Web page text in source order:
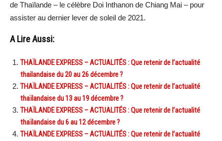
de Thaïlande – le célèbre Doi Inthanon de Chiang Mai – pour
assister au dernier lever de soleil de 2021.
A Lire Aussi:
THAÏLANDE EXPRESS – ACTUALITÉS : Que retenir de l’actualité
thailandaise du 20 au 26 décembre ?
THAÏLANDE EXPRESS – ACTUALITÉS : Que retenir de l’actualité
thaïlandaise du 13 au 19 décembre ?
THAÏLANDE EXPRESS – ACTUALITÉS : Que retenir de l’actualité
thaïlandaise du 6 au 12 décembre ?
THAÏLANDE EXPRESS – ACTUALITÉS : Que retenir de l’actualité